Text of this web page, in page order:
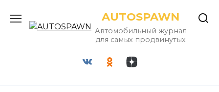
содержанию
AUTOSPAWN
Автомобильный журнал
для самых продвинутых